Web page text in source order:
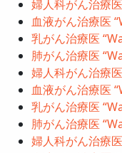
婦人科がん治療
血液がん治療医
乳がん治療医
肺がん治療医
婦人科がん治療
血液がん治療医
乳がん治療医
肺がん治療医
婦人科がん治療